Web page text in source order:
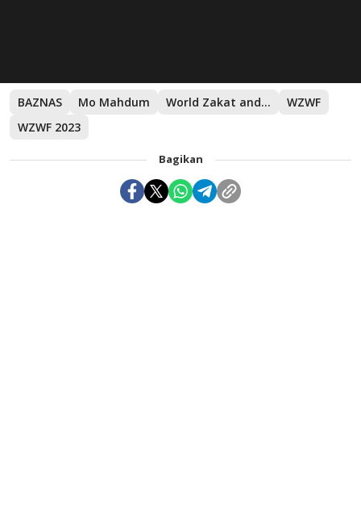
BAZNAS Mo Mahdum World Zakat and Waqf Forum
WZWF
WZWF 2023
Bagikan